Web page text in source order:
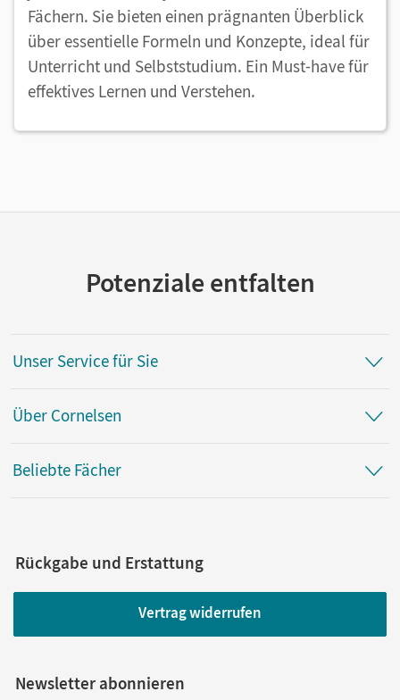
Fächern. Sie bieten einen prägnanten Überblick
über essentielle Formeln und Konzepte, ideal für
Unterricht und Selbststudium. Ein Must-have für
effektives Lernen und Verstehen.
Potenziale entfalten
Unser Service für Sie
Über Cornelsen
Beliebte Fächer
Rückgabe und Erstattung
Vertrag widerrufen
Newsletter abonnieren